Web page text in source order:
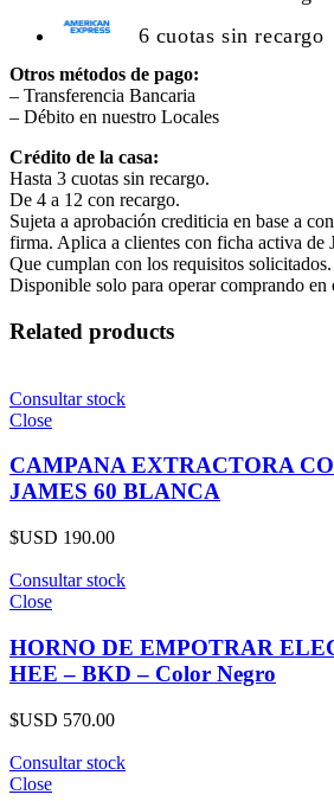
6 cuotas sin recargo
Otros métodos de pago:
– Transferencia Bancaria
– Débito en nuestro Locales
Crédito de la casa:
Hasta 3 cuotas sin recargo.
De 4 a 12 con recargo.
Sujeta a aprobación crediticia en base a
firma. Aplica a clientes con ficha activa de
Que cumplan con los requisitos solicitados.
Disponible solo para operar comprando en
Related products
Consultar stock
Close
CAMPANA EXTRACTORA
JAMES 60 BLANCA
$USD 190.00
Consultar stock
Close
HORNO DE EMPOTRAR
HEE – BKD – Color Negro
$USD 570.00
Consultar stock
Close